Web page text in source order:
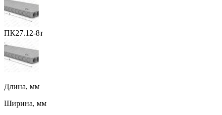
ПК27.12-8т
Длина, мм
Ширина, мм